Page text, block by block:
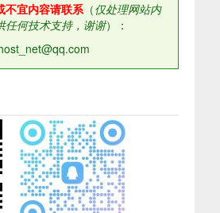
不宜内容请联系（仅处理网站内
任何技术支持，谢谢）：